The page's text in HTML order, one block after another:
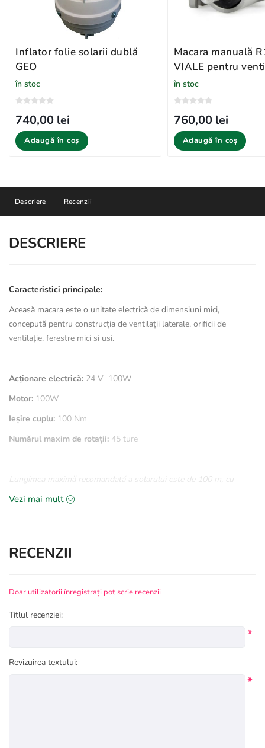
Inflator folie solarii dublă
GEO
în stoc
740,00 lei
Adaugă în coș
Macara manuală
VIALE pentru
laterală
în stoc
760,00 lei
Adaugă în coș
Descriere Recenzii
DESCRIERE
Caracteristici principale:
Aceasă macara este o unitate electrică de dimensiuni mici,
concepută pentru construcția de ventilații laterale, orificii de
ventilație, ferestre mici si usi.
Acționare electrică: 24 V 100W
Motor: 100W
Ieșire cuplu: 100 Nm
Numărul maxim de rotații: 45 ture
Lungimea maximă recomandată a solarului este de 100 m, cu
folosirea unei țevi pentru ventilație de 26.9 x 2 mm.
Vezi mai mult
RECENZII
Doar utilizatorii înregistrați pot scrie recenzii
Titlul recenziei:
*
Revizuirea textului:
*